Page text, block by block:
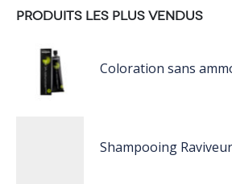
PRODUITS LES PLUS VENDUS